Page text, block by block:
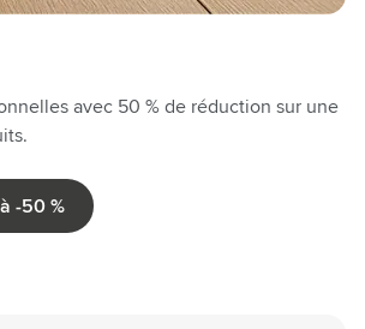
avec 50 % de réduction sur une
-50 %